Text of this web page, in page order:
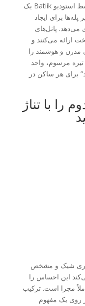
اینجا ما یک راه حل مبتکرانه باشکوه توسط استودیو Batiik یک
برای ایجاد
می‌دهد. پانل‌های
ارائه می‌کنند و
مدرن و هوشمند را
مرسوم، واحد
برای هر ساکن در
را با تناژ
شیک و مشخص
این احساس را
مجزا است. ترکیب
روی یک مفهوم